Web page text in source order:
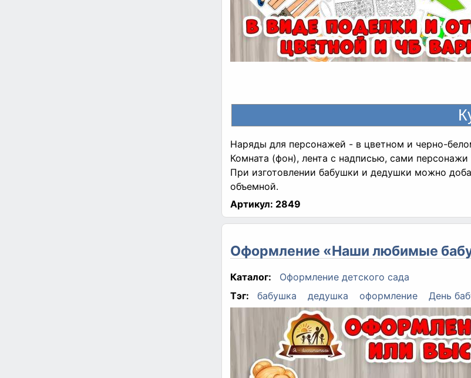
Наряды для персонажей - в цветном и черно-
Комната (фон), лента с надписью, сами
При изготовлении бабушки и дедушки можно
объемной.
Артикул: 2849
Оформление «Наши любимые
Каталог:
Оформление детского сада
Тэг:
бабушка дедушка оформление День